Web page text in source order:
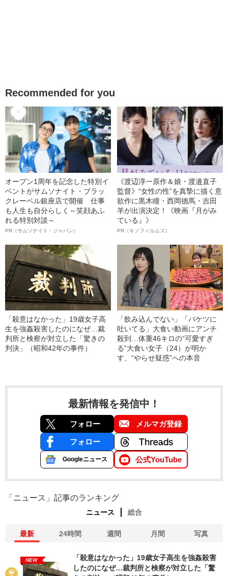
Recommended for you
オープン1周年を記念した特別イ
ベントがサムソナイト・ブラッ
クレーベル銀座店で開催 仕事
も人生も自分らしく～笑顔あふ
れる特別対談～
PR（サムソナイト・ジャパン）
《渡辺淳一原作＆娘・渡邉直子
監督》“女性の性”を真摯に描く意
欲作に黒木瞳・西岡德馬・吉田
羊が出演決定！《映画『月がみ
ている』》
PR（キノフィルムズ）
「殺意はなかった」19歳女子高
生を強姦殺害したのになぜ…裁
判所と検察が対立した「驚きの
判決」（昭和42年の事件）
「飲み込んでない」「バケツに
吐いてる」大食い動画にアンチ
殺到…体重46キロの“可愛すぎ
る”大食い女子（24）が明か
す、“やらせ疑惑”への本音
最新情報を発信中！
フォロー メルマガ登録
フォロー
Googleニュース 公式YouTube
「ニュース」記事のランキング
ニュース 総合
最新 24時間 週間 月間 写真
NEW
「殺意はなかった」19歳女子高生を強姦殺害
したのになぜ…裁判所と検察が対立した「驚